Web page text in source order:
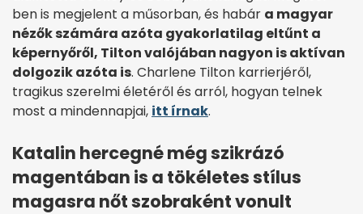
ben is megjelent a műsorban, és habár a magyar
nézők számára azóta gyakorlatilag eltűnt a
képernyőről, Tilton valójában nagyon is aktívan
dolgozik azóta is. Charlene Tilton karrierjéről,
tragikus szerelmi életéről és arról, hogyan telnek
most a mindennapjai, itt írnak.
Katalin hercegné még szikrázó
magentában is a tökéletes stílus
magasra nőt szobraként vonult